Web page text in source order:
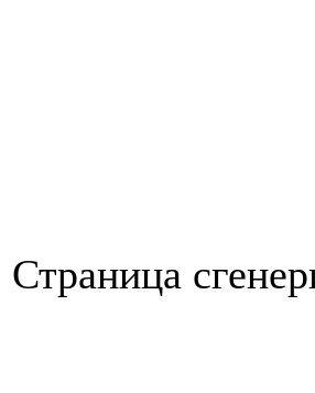
Страница